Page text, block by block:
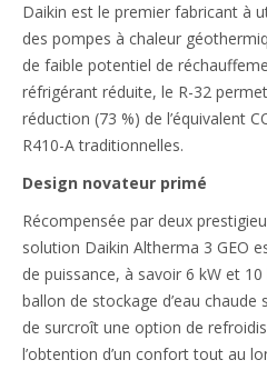
Daikin est le premier fabricant à
des pompes à chaleur
de faible potentiel de
réfrigérant réduite, le R-32
réduction (73 %) de l’équivalent
R410-A traditionnelles.
Design novateur primé
Récompensée par deux
solution Daikin Altherma 3 GEO
de puissance, à savoir 6 kW et
ballon de stockage d’eau
de surcroît une option de
l’obtention d’un confort tout au